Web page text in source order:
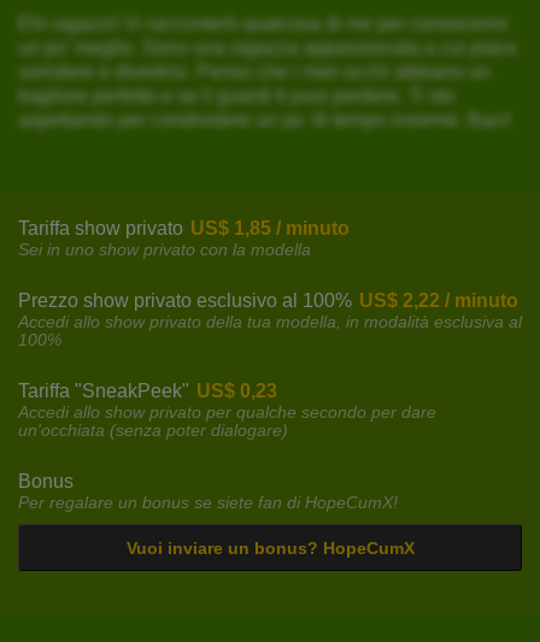
Ehi ragazzi! Vi racconterò qualcosa di me per conoscermi
un po' meglio. Sono una ragazza appassionata a cui piace
sorridere e divertirsi. Penso che i miei occhi abbiano un
bagliore perfetto e se li guardi ti puoi perdere. Ti sto
aspettando per condividere un po 'di tempo insieme. Baci!
Tariffa show privato US$ 1,85 / minuto
Sei in uno show privato con la modella
Prezzo show privato esclusivo al 100% US$ 2,22 / minuto
Accedi allo show privato della tua modella, in modalità esclusiva al
100%
Tariffa "SneakPeek" US$ 0,23
Accedi allo show privato per qualche secondo per dare
un'occhiata (senza poter dialogare)
Bonus
Per regalare un bonus se siete fan di HopeCumX!
Vuoi inviare un bonus? HopeCumX